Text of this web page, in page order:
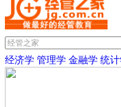
经济学 管理学 金融学 统